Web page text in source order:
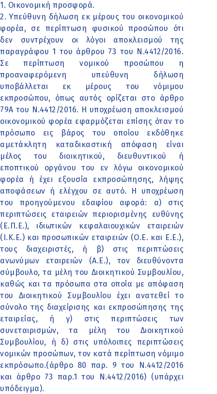
1. Οικονομική προσφορά.
2. Υπεύθυνη δήλωση εκ μέρους του οικονομικού
φορέα, σε περίπτωση φυσικού προσώπου ότι
δεν συντρέχουν οι λόγοι αποκλεισμού της
παραγράφου 1 του άρθρου 73 του Ν.4412/2016.
Σε περίπτωση νομικού προσώπου η
προαναφερόμενη υπεύθυνη δήλωση
υποβάλλεται εκ μέρους του νόμιμου
εκπροσώπου, όπως αυτός ορίζεται στο άρθρο
79Α του Ν.4412/2016. Η υποχρέωση αποκλεισμού
οικονομικού φορέα εφαρμόζεται επίσης όταν το
πρόσωπο εις βάρος του οποίου εκδόθηκε
αμετάκλητη καταδικαστική απόφαση είναι
μέλος του διοικητικού, διευθυντικού ή
εποπτικού οργάνου του εν λόγω οικονομικού
φορέα ή έχει εξουσία εκπροσώπησης, λήψης
αποφάσεων ή ελέγχου σε αυτό. Η υποχρέωση
του προηγούμενου εδαφίου αφορά: α) στις
περιπτώσεις εταιρειών περιορισμένης ευθύνης
(Ε.Π.Ε.), ιδιωτικών κεφαλαιουχικών εταιρειών
(Ι.Κ.Ε.) και προσωπικών εταιρειών (Ο.Ε. και Ε.Ε.),
τους διαχειριστές, ή β) στις περιπτώσεις
ανωνύμων εταιρειών (Α.Ε.), τον διευθύνοντα
σύμβουλο, τα μέλη του Διοικητικού Συμβουλίου,
καθώς και τα πρόσωπα στα οποία με απόφαση
του Διοικητικού Συμβουλίου έχει ανατεθεί το
σύνολο της διαχείρισης και εκπροσώπησης της
εταιρείας, ή γ) στις περιπτώσεις των
συνεταιρισμών, τα μέλη του Διοικητικού
Συμβουλίου, ή δ) στις υπόλοιπες περιπτώσεις
νομικών προσώπων, τον κατά περίπτωση νόμιμο
εκπρόσωπο.(άρθρο 80 παρ. 9 του Ν.4412/2016
και άρθρο 73 παρ.1 του Ν.4412/2016) (υπάρχει
υπόδειγμα).